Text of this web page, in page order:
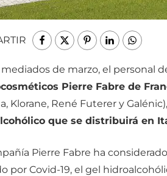
de marzo, el personal
Pierre Fabre de
Klorane, René Futerer y
que se distribuirá en
Pierre Fabre ha
por Covid-19, el gel